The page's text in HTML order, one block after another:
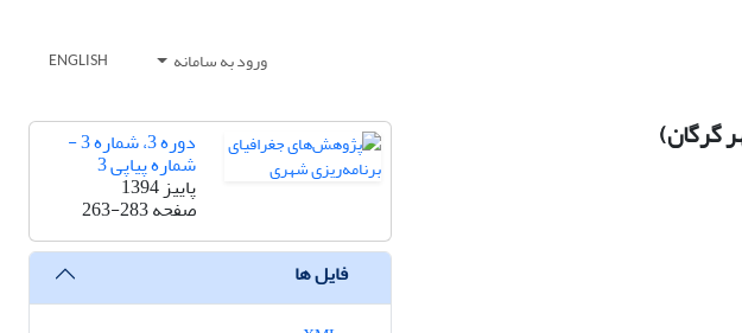
ورود به سامانه ENGLISH
گرگان) دوره 3، شماره 3 -
شماره پیاپی 3
پاییز 1394
صفحه263-283
فایل ها